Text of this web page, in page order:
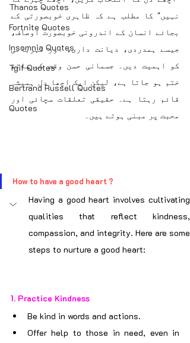
Thanos Quotes
Fortnite Quotes
Insomnia Quotes
Tgif Quotes
Bertrand Russell Quotes
Quotes
بجائے انسان کے اندرونی خوبصورت اوصاف،
جیسے ہمدردی، دیانت داری، اور مہربانی
کو اہمیت دیں۔ جسمانی حسن وقت کے ساتھ
محبت پر مبنی ہوتے ہیں۔
How to have a good heart ?
Having a good heart involves cultivating
qualities that reflect kindness,
compassion, and integrity. Here are some
steps to nurture a good heart:
1. Practice Kindness
Be kind in words and actions.
Offer help to those in need, even in